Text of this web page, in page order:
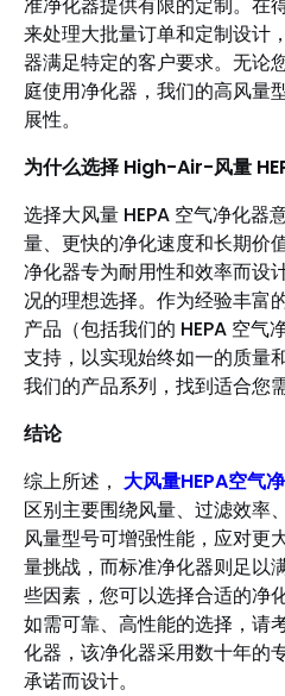
来处理大批量订单和定制设计
器满足特定的客户要求。无论
庭使用净化器，我们的高风量
展性。
为什么选择 High-Air-风量
选择大风量 HEPA 空气净化器
量、更快的净化速度和长期价
净化器专为耐用性和效率而设
况的理想选择。作为经验丰富
产品（包括我们的 HEPA 空气
支持，以实现始终如一的质量
我们的产品系列，找到适合您
结论
综上所述， 大风量HEPA空气
区别主要围绕风量、过滤效率
风量型号可增强性能，应对更
量挑战，而标准净化器则足以
些因素，您可以选择合适的净
如需可靠、高性能的选择，请
化器，该净化器采用数十年的
承诺而设计。